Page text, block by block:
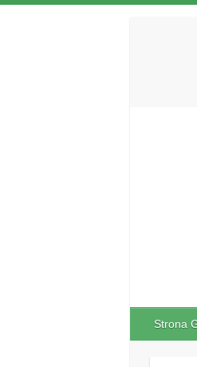
Strona